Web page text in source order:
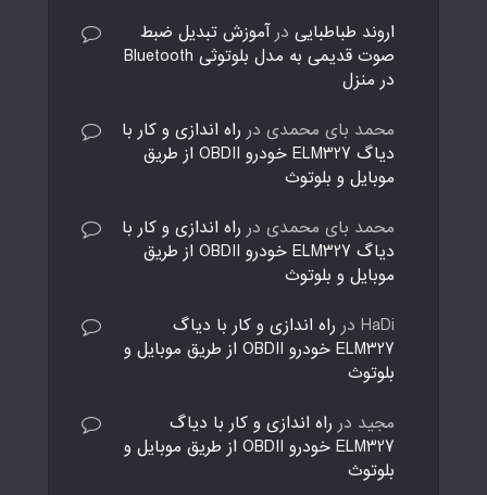
اروند طباطبایی درآموزش تبدیل ضبط
صوت قدیمی به مدل بلوتوثی Bluetooth
در منزل
محمد بای محمدی در راه اندازی و کار با
دیاگ ELM327 خودرو OBDII از طریق
موبایل و بلوتوث
محمد بای محمدی در راه اندازی و کار با
دیاگ ELM327 خودرو OBDII از طریق
موبایل و بلوتوث
HaDi در راه اندازی و کار با دیاگ
ELM327 خودرو OBDII از طریق موبایل و
بلوتوث
مجید در راه اندازی و کار با دیاگ
ELM327 خودرو OBDII از طریق موبایل و
بلوتوث